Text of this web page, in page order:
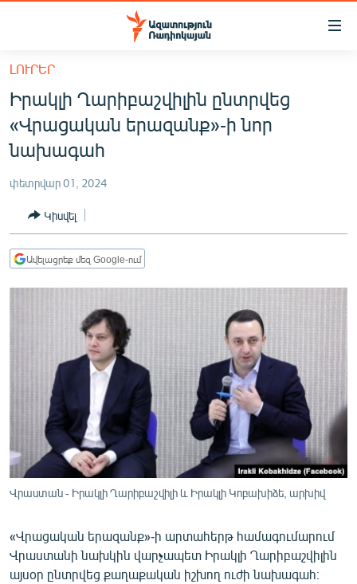
Մատչելիության
հիմնական
բովանդակությանը
Անցնել
հիմնական
մենյուին
ՀԱՅԱՍՏԱՆ
ՔԱՂԱՔԱԿԱՆ
ՀԱՍԱՐԱԿՈՒԹՅՈՒՆ
ՏՆՏԵՍՈՒԹՅՈՒՆ
ՂԱՐԱԲԱՂ
ՊԱՏԵՐԱԶՄԻ 6 ՇԱԲԱԹՆԵՐԸ
ՏԱՐԱԾԱՇՐՋԱՆ
ՄԻՋԱԶԳԱՅԻՆ
ՄՇԱԿՈՒՅԹ
ՍՊՈՐՏ
ՄԵԿՆԱԲԱՆՈՒԹՅՈՒՆ
ԱՐԽԻՎ
ՏԵՍԱՆՅՈՒԹԵՐ
ԼՈՒՐԵՐ
Իրակլի Ղարիբաշվիլին ընտրվեց
«Վրացական երազանք»-ի նոր
նախագահ
փետրվար 01, 2024
Կիսվել
Ավելացրեք մեզ Google-ում
Վրաստան - Իրակլի Ղարիբաշվիլի և Իրակլի Կոբախիձե, արխիվ
«Վրացական երազանք»-ի արտահերթ համագումարում
Վրաստանի նախկին վարչապետ Իրակլի Ղարիբաշվիլին
այսօր ընտրվեց քաղաքական իշխող ուժի նախագահ։